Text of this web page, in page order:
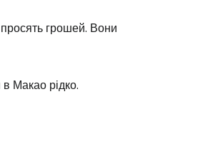
просять грошей. Вони
Макао рідко.